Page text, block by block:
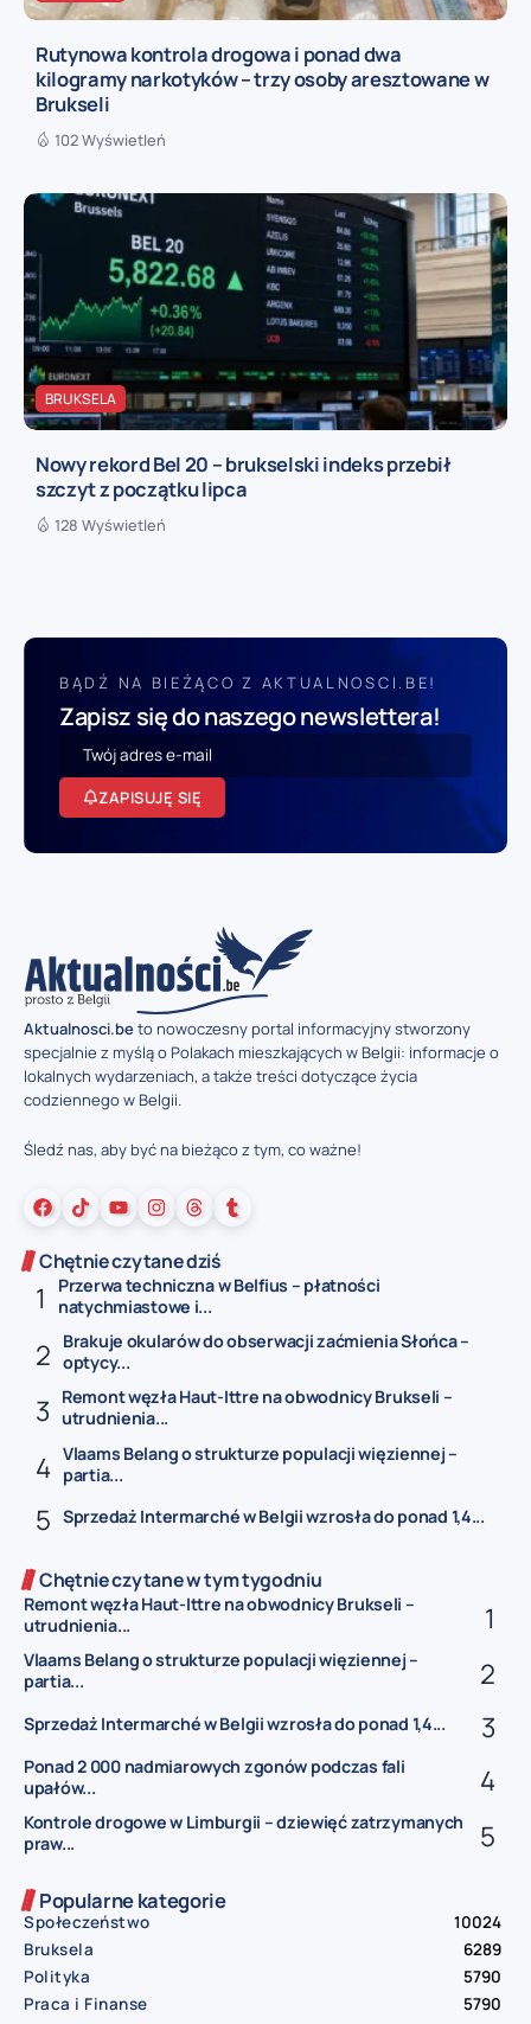
Rutynowa kontrola drogowa i ponad dwa
kilogramy narkotyków – trzy osoby aresztowane w
Brukseli
102 Wyświetleń
BRUKSELA
Nowy rekord Bel 20 – brukselski indeks przebił
szczyt z początku lipca
128 Wyświetleń
BĄDŹ NA BIEŻĄCO Z AKTUALNOSCI.BE!
Zapisz się do naszego newslettera!
ZAPISUJĘ SIĘ
Aktualnosci.beto nowoczesny portal informacyjny stworzony
specjalnie z myślą o Polakach mieszkających w Belgii: informacje o
lokalnych wydarzeniach, a także treści dotyczące życia
codziennego w Belgii.
Śledź nas, aby być na bieżąco z tym, co ważne!
Chętnie czytane dziś
Przerwa techniczna w Belfius – płatności
natychmiastowe i...
Brakuje okularów do obserwacji zaćmienia Słońca –
optycy...
Remont węzła Haut-Ittre na obwodnicy Brukseli –
utrudnienia...
Vlaams Belang o strukturze populacji więziennej –
partia...
Sprzedaż Intermarché w Belgii wzrosła do ponad 1,4...
Chętnie czytane w tym tygodniu
Remont węzła Haut-Ittre na obwodnicy Brukseli –
utrudnienia...
Vlaams Belang o strukturze populacji więziennej –
partia...
Sprzedaż Intermarché w Belgii wzrosła do ponad 1,4...
Ponad 2 000 nadmiarowych zgonów podczas fali
upałów...
Kontrole drogowe w Limburgii – dziewięć zatrzymanych
praw...
Popularne kategorie
Społeczeństwo
10024
Bruksela
6289
Polityka
5790
Praca i Finanse
5790